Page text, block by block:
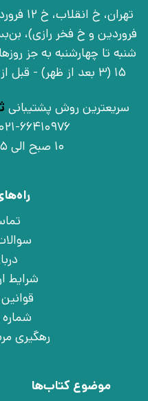
15 (3 بعد از ظهر) - قبل از تشریف آوردن تماس بگیرید
سریعترین روش پشتیبانی
021-66410976 | 09030925756
10 صبح الی 15 (3 بعد از ظهر)
شرایط
رهگیری
موضوع کتاب‌ها